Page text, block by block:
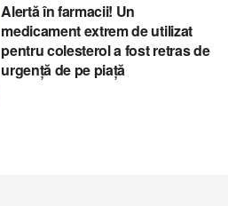
Alertă în farmacii! Un
medicament extrem de utilizat
pentru colesterol a fost retras de
urgență de pe piață